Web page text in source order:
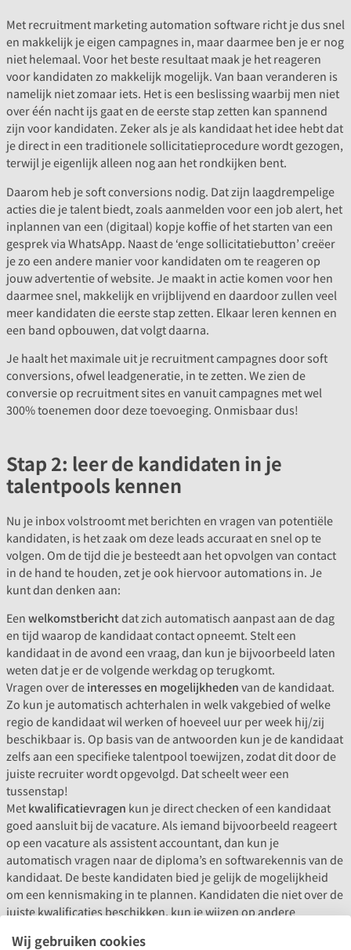
Met recruitment marketing automation software richt je dus snel
en makkelijk je eigen campagnes in, maar daarmee ben je er nog
niet helemaal. Voor het beste resultaat maak je het reageren
voor kandidaten zo makkelijk mogelijk. Van baan veranderen is
namelijk niet zomaar iets. Het is een beslissing waarbij men niet
over één nacht ijs gaat en de eerste stap zetten kan spannend
zijn voor kandidaten. Zeker als je als kandidaat het idee hebt dat
je direct in een traditionele sollicitatieprocedure wordt gezogen,
terwijl je eigenlijk alleen nog aan het rondkijken bent.
Daarom heb je soft conversions nodig. Dat zijn laagdrempelige
acties die je talent biedt, zoals aanmelden voor een job alert, het
inplannen van een (digitaal) kopje koffie of het starten van een
gesprek via WhatsApp. Naast de ‘enge sollicitatiebutton’ creëer
je zo een andere manier voor kandidaten om te reageren op
jouw advertentie of website. Je maakt in actie komen voor hen
daarmee snel, makkelijk en vrijblijvend en daardoor zullen veel
meer kandidaten die eerste stap zetten. Elkaar leren kennen en
een band opbouwen, dat volgt daarna.
Je haalt het maximale uit je recruitment campagnes door soft
conversions, ofwel leadgeneratie, in te zetten. We zien de
conversie op recruitment sites en vanuit campagnes met wel
300% toenemen door deze toevoeging. Onmisbaar dus!
Stap 2: leer de kandidaten in je
talentpools kennen
Nu je inbox volstroomt met berichten en vragen van potentiële
kandidaten, is het zaak om deze leads accuraat en snel op te
volgen. Om de tijd die je besteedt aan het opvolgen van contact
in de hand te houden, zet je ook hiervoor automations in. Je
kunt dan denken aan:
Eenwelkomstberichtdat zich automatisch aanpast aan de dag
en tijd waarop de kandidaat contact opneemt. Stelt een
kandidaat in de avond een vraag, dan kun je bijvoorbeeld laten
weten dat je er de volgende werkdag op terugkomt.
Vragen over deinteresses en mogelijkhedenvan de kandidaat.
Zo kun je automatisch achterhalen in welk vakgebied of welke
regio de kandidaat wil werken of hoeveel uur per week hij/zij
beschikbaar is. Op basis van de antwoorden kun je de kandidaat
zelfs aan een specifieke talentpool toewijzen, zodat dit door de
juiste recruiter wordt opgevolgd. Dat scheelt weer een
tussenstap!
Metkwalificatievragen kun je direct checken of een kandidaat
goed aansluit bij de vacature. Als iemand bijvoorbeeld reageert
op een vacature als assistent accountant, dan kun je
automatisch vragen naar de diploma’s en softwarekennis van de
kandidaat. De beste kandidaten bied je gelijk de mogelijkheid
om een kennismaking in te plannen. Kandidaten die niet over de
juiste kwalificaties beschikken, kun je wijzen op andere
Wij gebruiken cookies